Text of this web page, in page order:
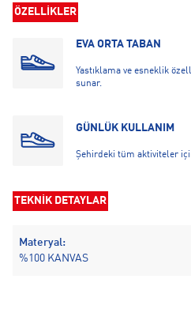
ÖZELLİKLER
EVA ORTA TABAN
Yastıklama ve esneklik
sunar.
GÜNLÜK KULLANIM
Şehirdeki tüm aktiviteler
TEKNİK DETAYLAR
Materyal:
%100 KANVAS